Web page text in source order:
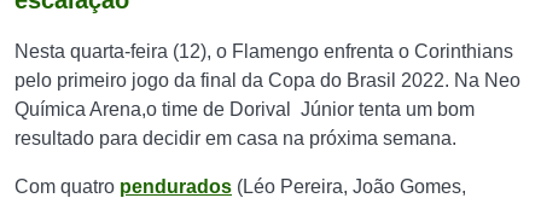
Nesta quarta-feira (12), o Flamengo enfrenta o Corinthians
pelo primeiro jogo da final da Copa do Brasil 2022. Na Neo
Química Arena,o time de Dorival Júnior tenta um bom
resultado para decidir em casa na próxima semana.
Com quatro pendurados (Léo Pereira, João Gomes,